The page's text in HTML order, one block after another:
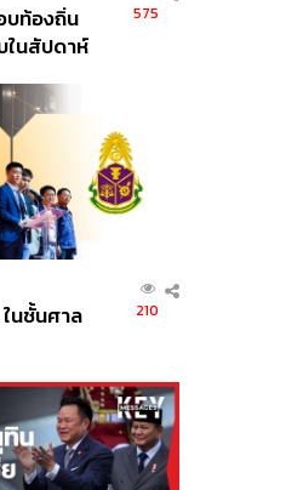
บท้องถิ่น
นสัปดาห์
575
นชั้นศาล
210